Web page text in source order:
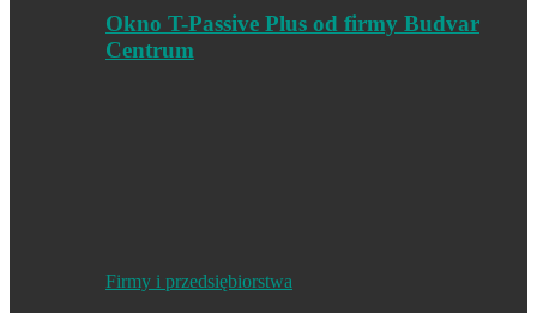
Okno T-Passive Plus od firmy Budvar
Centrum
Firmy i przedsiębiorstwa